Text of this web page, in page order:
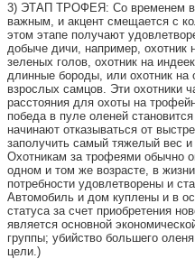
3) ЭТАП ТРОФЕЯ: Со временем
важным, и акцент смещается с
этом этапе получают
добыче дичи, например, охотник
зеленых голов, охотник на
длинные бороды, или охотник на
взрослых самцов. Эти охотники
расстояния для охоты на
победа в пуле оленей
начинают отказываться от
заполучить самый тяжелый вес
Охотникам за трофеями обычно
одном и том же возрасте, в
потребности удовлетворены и
Автомобиль и дом куплены и в
статуса за счет приобретения
является основной
группы; убийство большего
цели.)